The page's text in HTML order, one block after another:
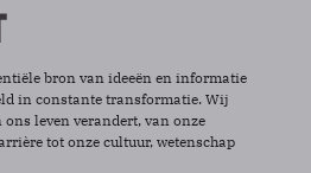
bron van ideeën en informatie
in constante transformatie. Wij
leven verandert, van onze
tot onze cultuur, wetenschap